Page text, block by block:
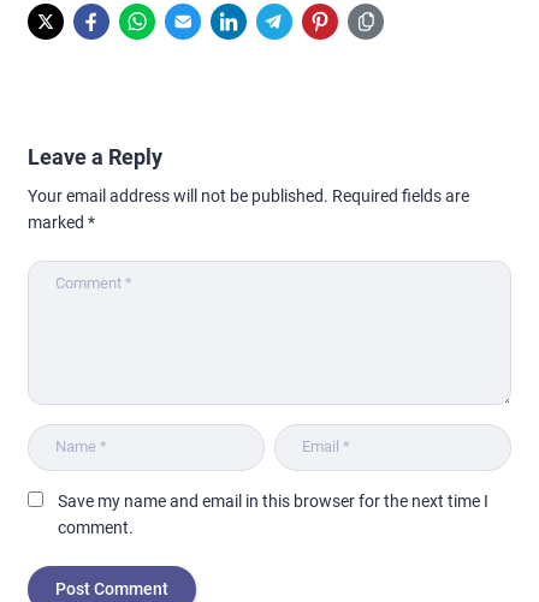
Leave a Reply
Your email address will not be published. Required fields are
marked *
Save my name and email in this browser for the next time I
comment.